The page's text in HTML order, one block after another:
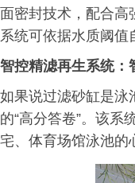
面密封技术，配合高
系统可依据水质阈值
智控精滤再生系统：
如果说过滤砂缸是泳
的“高分答卷”。该
宅、体育场馆泳池的